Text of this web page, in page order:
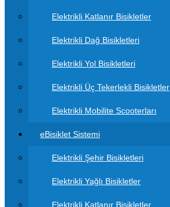
Elektrikli Katlanır Bisikletler
Elektrikli Dağ Bisikletleri
Elektrikli Yol Bisikletleri
Elektrikli Üç Tekerlekli Bisikletler
Elektrikli Mobilite Scooterları
eBisiklet Sistemi
Elektrikli Şehir Bisikletleri
Elektrikli Yağlı Bisikletler
Elektrikli Katlanır Bisikletler